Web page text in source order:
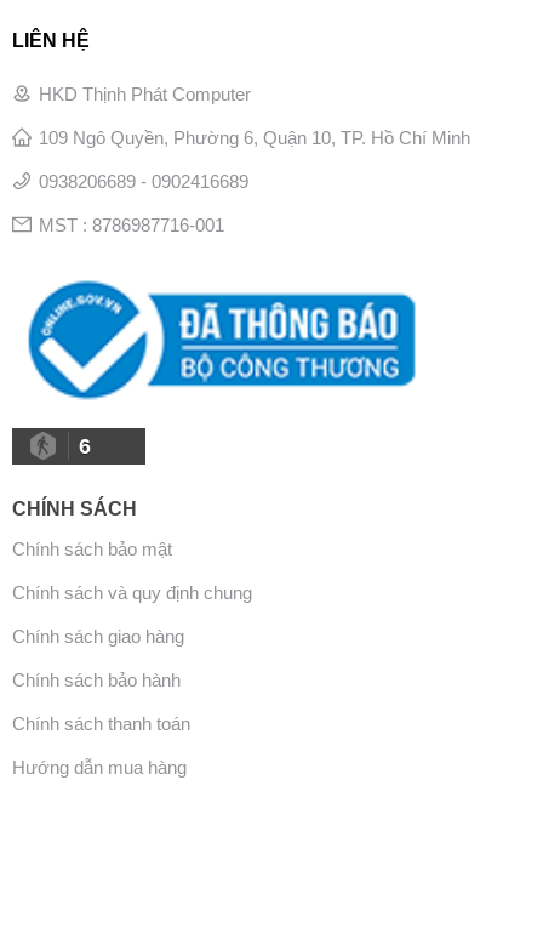
LIÊN HỆ
HKD Thịnh Phát Computer
109 Ngô Quyền, Phường 6, Quận 10, TP. Hồ Chí Minh
0938206689 - 0902416689
MST : 8786987716-001
6
CHÍNH SÁCH
Chính sách bảo mật
Chính sách và quy định chung
Chính sách giao hàng
Chính sách bảo hành
Chính sách thanh toán
Hướng dẫn mua hàng